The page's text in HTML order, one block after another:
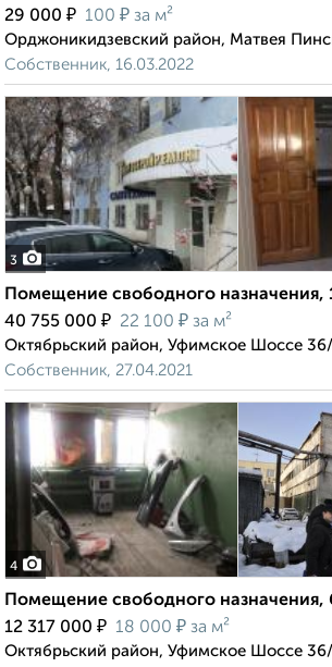
29 000 ₽ 100 ₽ за м²
Орджоникидзевский район, Матвея
Собственник, 16.03.2022
3
Помещение свободного назначения,
40 755 000 ₽ 22 100 ₽ за м²
Октябрьский район, Уфимское Шоссе
Собственник, 27.04.2021
4
Помещение свободного назначения,
12 317 000 ₽ 18 000 ₽ за м²
Октябрьский район, Уфимское Шоссе